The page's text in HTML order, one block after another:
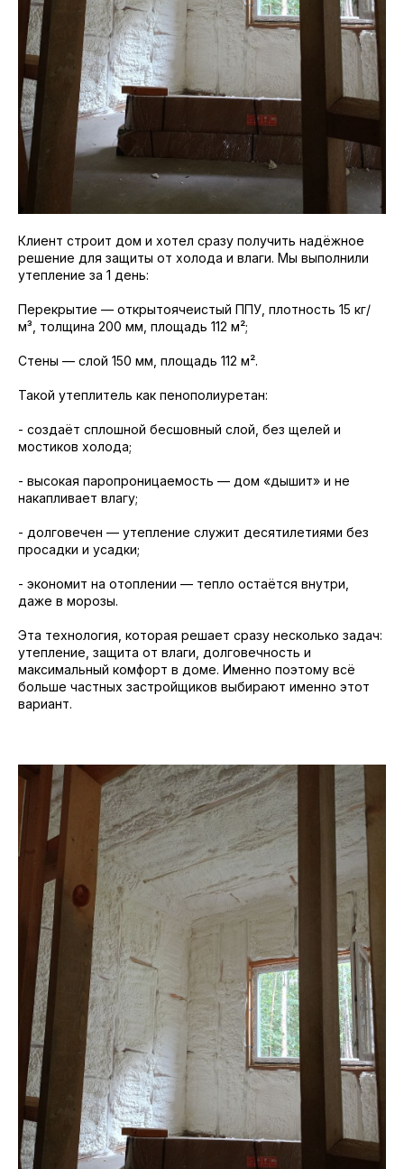
Клиент строит дом и хотел сразу получить надёжное
решение для защиты от холода и влаги. Мы выполнили
утепление за 1 день:
Перекрытие — открытоячеистый ППУ, плотность 15 кг/
м³, толщина 200 мм, площадь 112 м²;
Стены — слой 150 мм, площадь 112 м².
Такой утеплитель как пенополиуретан:
- создаёт сплошной бесшовный слой, без щелей и
мостиков холода;
- высокая паропроницаемость — дом «дышит» и не
накапливает влагу;
- долговечен — утепление служит десятилетиями без
просадки и усадки;
- экономит на отоплении — тепло остаётся внутри,
даже в морозы.
Эта технология, которая решает сразу несколько задач:
утепление, защита от влаги, долговечность и
максимальный комфорт в доме. Именно поэтому всё
больше частных застройщиков выбирают именно этот
вариант.